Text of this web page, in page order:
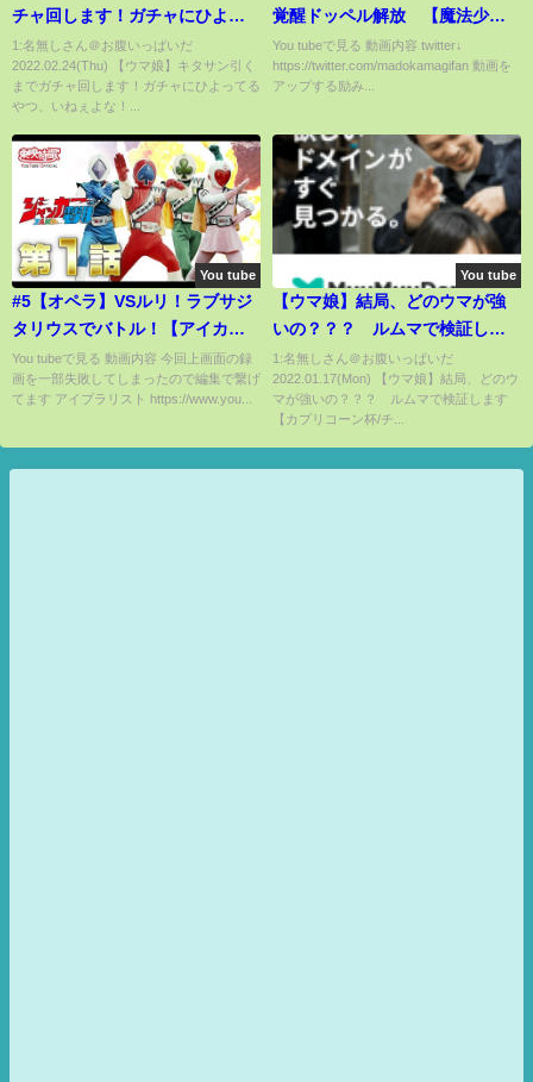
チャ回します！ガチャにひよっ
てるやつ、いねぇよな！？まさ
かの結末へ【キタサンブラック/
マチカネタンホイザ/無料10連】
1:名無しさん＠お腹いっぱいだ
2022.02.24(Thu) 【ウマ娘】キタサン引く
までガチャ回します！ガチャにひよってる
やつ、いねぇよな！...
覚醒ドッペル解放 【魔法少女
まどかマギカ外伝マギアレコー
ド】
You tubeで見る 動画内容 twitter↓
https://twitter.com/madokamagifan 動画を
アップする励み...
You tube
#5【オペラ】VSルリ！ラブサジ
タリウスでバトル！【アイカツ
プラネット 上画面＆下画面 ゲー
ムプレイ動画】
You tubeで見る 動画内容 今回上画面の録
画を一部失敗してしまったので編集で繋げ
てます アイプラリスト https://www.you...
You tube
【ウマ娘】結局、どのウマが強
いの？？？ ルムマで検証しま
す【カプリコーン杯/チャンミ】
1:名無しさん＠お腹いっぱいだ
2022.01.17(Mon) 【ウマ娘】結局、どのウ
マが強いの？？？ ルムマで検証します
【カプリコーン杯/チ...